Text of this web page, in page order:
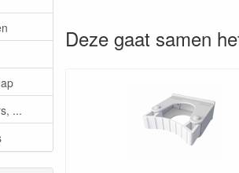
...
Deze gaat samen